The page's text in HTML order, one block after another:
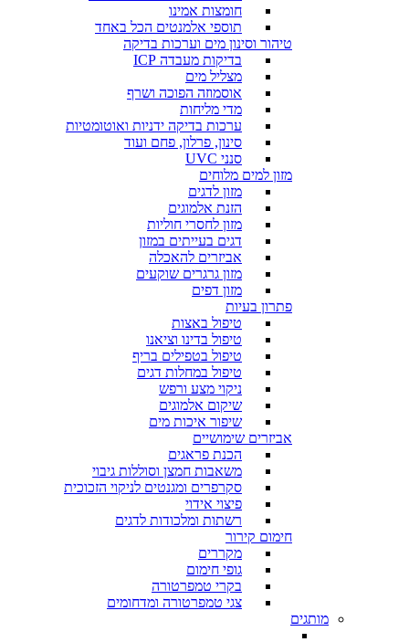
חומצות אמינו
תוספי אלמנטים הכל באחד
טיהור וסינון מים וערכות בדיקה
בדיקות מעבדה ICP
מצליל מים
אוסמוזה הפוכה ושרף
מדי מליחות
ערכות בדיקה ידניות ואוטומטיות
סינון, פרלון, פחם ועוד
סנני UVC
מזון למים מלוחים
מזון לדגים
הזנת אלמוגים
מזון לחסרי חוליות
דגים בעייתים במזון
אביזרים להאכלה
מזון גרגרים שוקעים
מזון דפים
פתרון בעיות
טיפול באצות
טיפול בדינו וציאנו
טיפול בטפילים בריף
טיפול במחלות דגים
ניקוי מצע ורפש
שיקום אלמוגים
שיפור איכות מים
אביזרים שימושיים
הכנת פראגים
משאבות חמצן וסוללות גיבוי
סקרפרים ומגנטים לניקוי הזכוכית
פיצוי אידוי
רשתות ומלכודות לדגים
חימום קירור
מקררים
גופי חימום
בקרי טמפרטורה
צגי טמפרטורה ומדחומים
מותגים